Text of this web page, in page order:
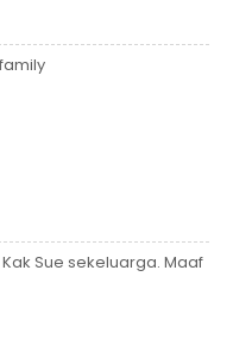
Sue sekeluarga. Maaf